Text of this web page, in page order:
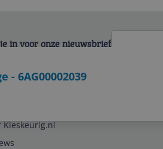
- 6AG00002039
in voor onze nieuwsbrief
Kieskeurig.nl